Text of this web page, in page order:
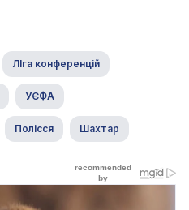
ЛІга конференцій
УЄФА
Полісся Шахтар